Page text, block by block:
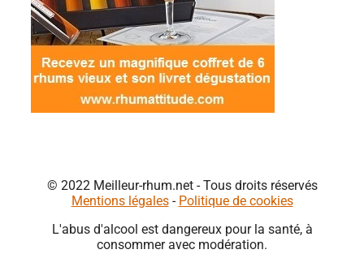
© 2022 Meilleur-rhum.net - Tous droits réservés
Mentions légales- Politique de cookies
L'abus d'alcool est dangereux pour la santé, à
consommer avec modération.